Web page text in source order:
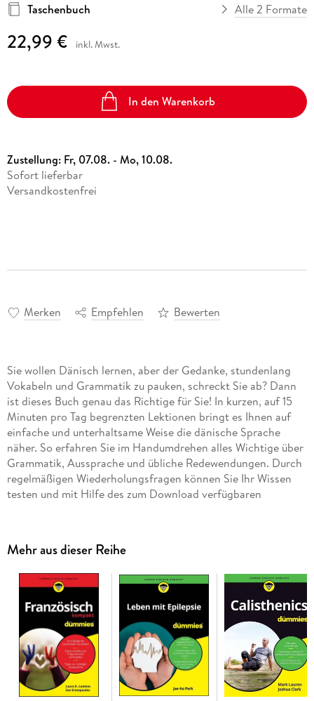
Taschenbuch
Alle 2 Formate
22,99 € inkl. Mwst.
In den Warenkorb
Zustellung: Fr, 07.08. - Mo, 10.08.
Sofort lieferbar
Versandkostenfrei
Merken Empfehlen Bewerten
Sie wollen Dänisch lernen, aber der Gedanke, stundenlang
Vokabeln und Grammatik zu pauken, schreckt Sie ab? Dann
ist dieses Buch genau das Richtige für Sie! In kurzen, auf 15
Minuten pro Tag begrenzten Lektionen bringt es Ihnen auf
einfache und unterhaltsame Weise die dänische Sprache
näher. So erfahren Sie im Handumdrehen alles Wichtige über
Grammatik, Aussprache und übliche Redewendungen. Durch
regelmäßigen Wiederholungsfragen können Sie Ihr Wissen
testen und mit Hilfe des zum Download verfügbaren
Inhaltsverzeichnis
Ü ber die Autorin 9
Einfü hrung 19
Teil I: Erster Monat 25
Kapitel 1: Erste Woche 27
Kapitel 2: Zweite Woche 41
Kapitel 3: Dritte Woche 55
Kapitel 4: Vierte Woche 69
Kapitel 5: Wiederholung / Test zum ersten Lernmonat 83
Mehr aus dieser Reihe